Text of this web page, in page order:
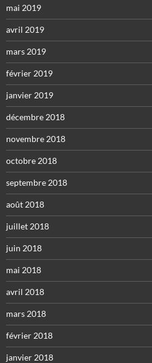
mai 2019
avril 2019
mars 2019
février 2019
janvier 2019
décembre 2018
novembre 2018
octobre 2018
septembre 2018
août 2018
juillet 2018
juin 2018
mai 2018
avril 2018
mars 2018
février 2018
janvier 2018